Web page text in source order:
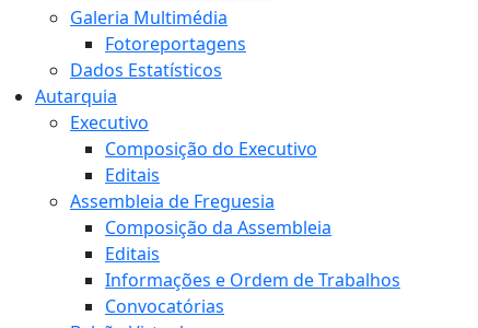
Galeria Multimédia
Fotoreportagens
Dados Estatísticos
Autarquia
Executivo
Composição do Executivo
Editais
Assembleia de Freguesia
Composição da Assembleia
Editais
Informações e Ordem de Trabalhos
Convocatórias